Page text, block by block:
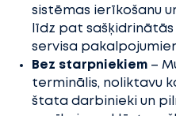
sistēmas ierīkošanu
līdz pat
servisa
Bez starpniekiem –
terminālis, noliktavu
štata darbinieki un